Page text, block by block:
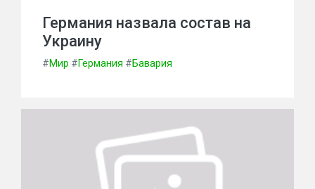
Германия назвала состав на
Украину
#Мир #Германия #Бавария